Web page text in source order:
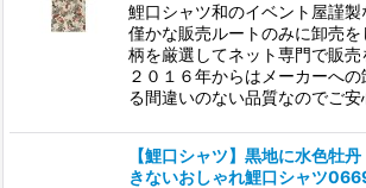
鯉口シャツ和のイベント屋謹
僅かな販売ルートのみに卸売
柄を厳選してネット専門で販売
２０１６年からはメーカーへ
る間違いのない品質なのでご
【鯉口シャツ】黒地に水色牡
きないおしゃれ鯉口シャツ